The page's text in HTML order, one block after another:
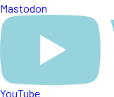
Mastodon
YouTube